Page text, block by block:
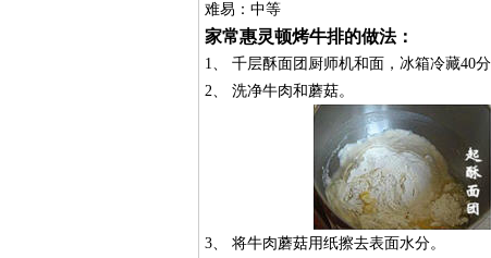
难易：中等
家常惠灵顿烤牛排的做法：
1、 千层酥面团厨师机和面，冰箱冷藏40
2、 洗净牛肉和蘑菇。
3、 将牛肉蘑菇用纸擦去表面水分。